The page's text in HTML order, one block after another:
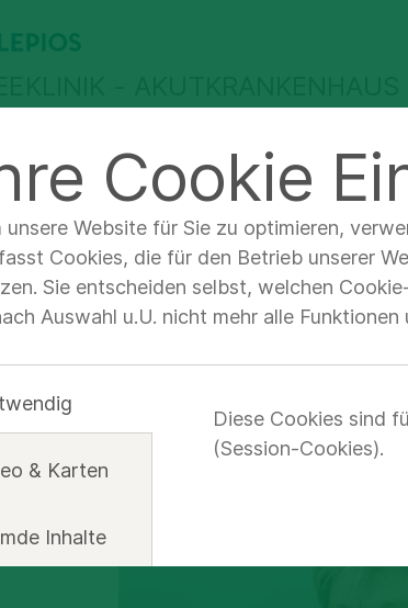
Für Patienten &
Angehörige
Für Ärzte &
Fachbesucher
Dr. med.
Cookie
unsere Website für Sie zu optimieren,
Cookies, die für den Betrieb unserer
Sie entscheiden selbst, welchen
Auswahl u.U. nicht mehr alle
Diese Cookies sind
(Session-Cookies).
& Karten
Inhalte